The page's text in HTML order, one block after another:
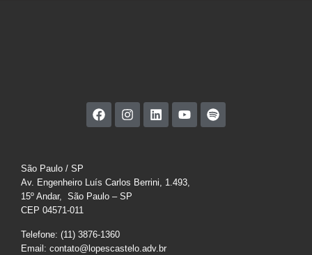
São Paulo / SP
Av. Engenheiro Luís Carlos Berrini, 1.493,
15º Andar, São Paulo – SP
CEP 04571-011
Telefone: (11) 3876-1360
Email: contato@lopescastelo.adv.br